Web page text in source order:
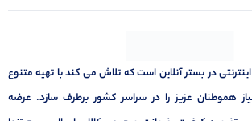
در بستر آنلاین است که تلاش می کند با تهیه متنوع
هموطنان عزیز را در سراسر کشور برطرف سازد. عرضه